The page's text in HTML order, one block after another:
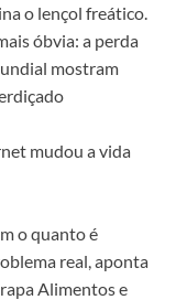
o lençol freático.
óbvia: a perda
mostram
mudou a vida
o quanto é
real, aponta
Alimentos e